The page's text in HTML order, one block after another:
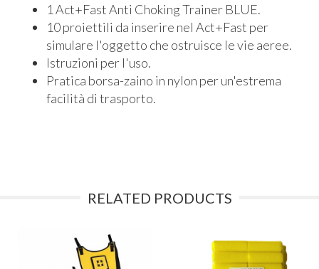
1 Act+Fast Anti Choking Trainer BLUE.
10 proiettili da inserire nel Act+Fast per
simulare l'oggetto che ostruisce le vie aeree.
Istruzioni per l'uso.
Pratica borsa-zaino in nylon per un'estrema
facilità di trasporto.
RELATED PRODUCTS